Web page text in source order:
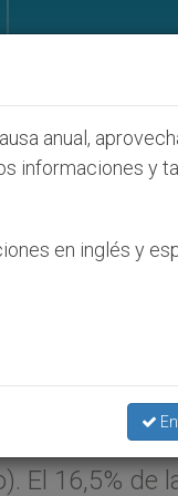
Sacerdotes
de los
debe a la
El 16,5% de
anual,
informaciones y
en inglés y